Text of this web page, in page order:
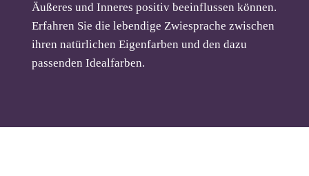
Äußeres und Inneres positiv beeinflussen können.
Erfahren Sie die lebendige Zwiesprache zwischen
ihren natürlichen Eigenfarben und den dazu
passenden Idealfarben.